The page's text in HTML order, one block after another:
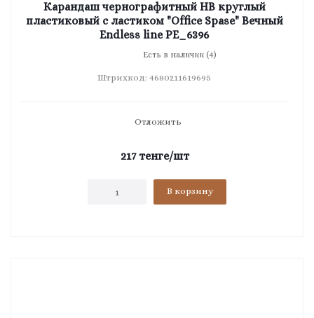
Карандаш чернографитный HB круглый
пластиковый с ластиком "Office Spase" Вечный
Endless line PE_6396
Есть в наличии (4)
Штрихкод: 4680211619695
Отложить
217тенге/шт
В корзину